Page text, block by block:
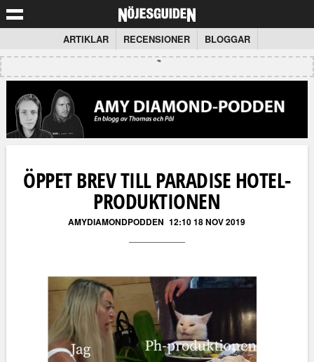
ARTIKLAR RECENSIONER BLOGGAR
ÖPPET BREV TILL PARADISE HOTEL-
PRODUKTIONEN
AMYDIAMONDPODDEN 12:10 18 NOV 2019